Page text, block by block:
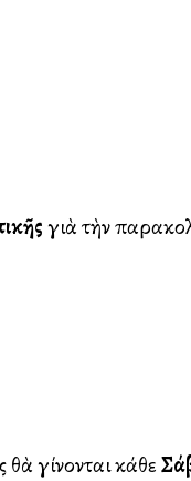
γιὰ τὴν
θὰ γίνονται κάθε